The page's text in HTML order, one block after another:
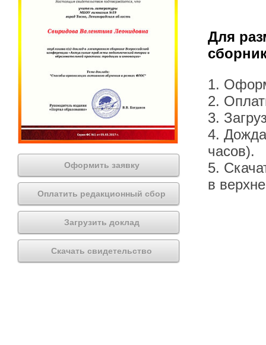
Оформить заявку
Оплатить редакционный сбор
Загрузить доклад
Скачать свидетельство
Для
1.
2.
3.
4.
часов).
5.
в